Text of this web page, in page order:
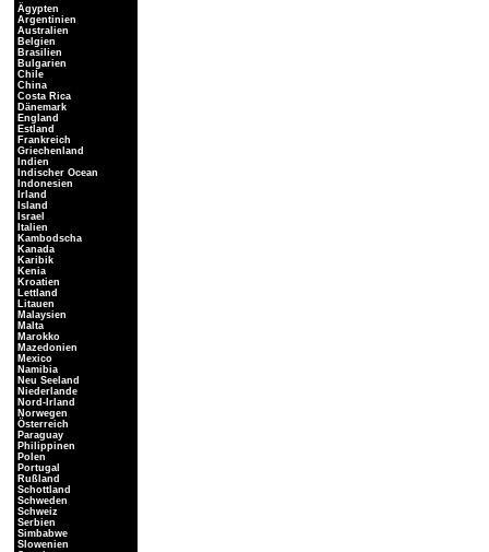
Ägypten
Argentinien
Australien
Belgien
Brasilien
Bulgarien
Chile
China
Costa Rica
Dänemark
England
Estland
Frankreich
Griechenland
Indien
Indischer Ocean
Indonesien
Irland
Island
Israel
Italien
Kambodscha
Kanada
Karibik
Kenia
Kroatien
Lettland
Litauen
Malaysien
Malta
Marokko
Mazedonien
Mexico
Namibia
Neu Seeland
Niederlande
Nord-Irland
Norwegen
Österreich
Paraguay
Philippinen
Polen
Portugal
Rußland
Schottland
Schweden
Schweiz
Serbien
Simbabwe
Slowenien